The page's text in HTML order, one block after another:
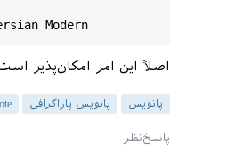
اصلاً این امر امکان‌پذیر
پانویس پانویس پاراگرافی